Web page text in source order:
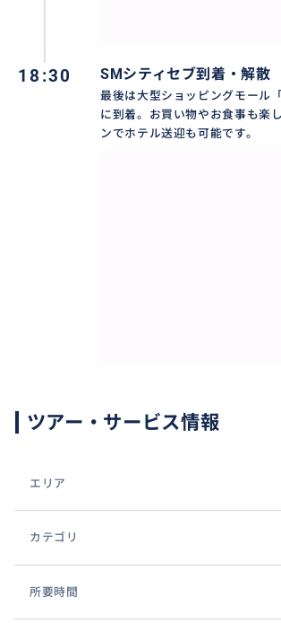
18:30 SMシティセブ到着・解散
最後は大型ショッピングモール
に到着。お買い物やお食事も楽
ンでホテル送迎も可能です。
ツアー・サービス情報
エリア
カテゴリ
所要時間